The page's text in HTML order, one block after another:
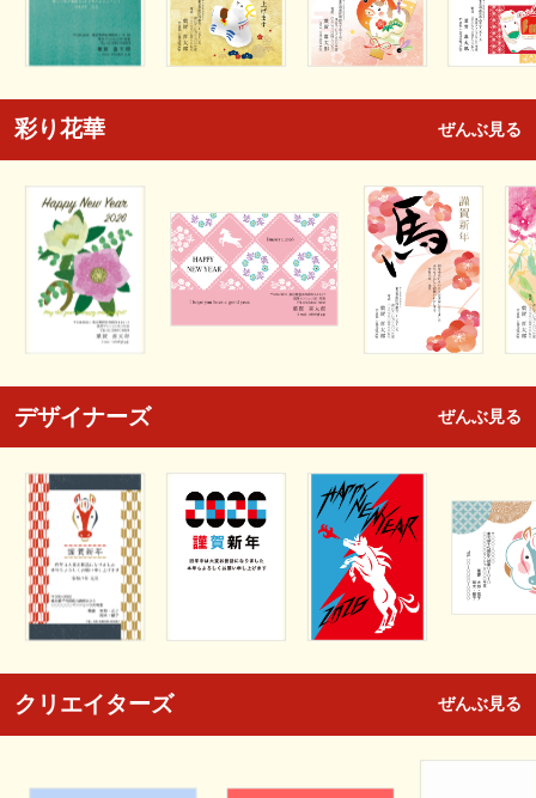
彩り花華 ぜんぶ見る
デザイナーズ ぜんぶ見る
クリエイターズ ぜんぶ見る